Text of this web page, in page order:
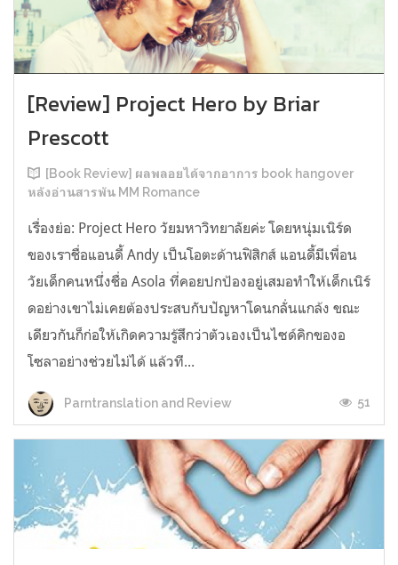
[Review] Project Hero by Briar
Prescott
[Book Review] ผลพลอยได้จากอาการ book hangover
หลังอ่านสารพัน MM Romance
เรื่องย่อ: Project Hero วัยมหาวิทยาลัยค่ะ โดยหนุ่มเนิร์ด
ของเราชื่อแอนดี้ Andy เป็นโอตะด้านฟิสิกส์ แอนดี้มีเพื่อน
วัยเด็กคนหนึ่งชื่อ Asola ที่คอยปกป้องอยู่เสมอทำให้เด็กเนิร์
ดอย่างเขาไม่เคยต้องประสบกับปัญหาโดนกลั่นแกล้ง ขณะ
เดียวกันก็ก่อให้เกิดความรู้สึกว่าตัวเองเป็นไซด์คิกของอ
โซลาอย่างช่วยไม่ได้ แล้วที...
Parntranslation and Review 51